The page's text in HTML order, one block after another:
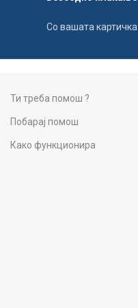
Со вашата картичка
Ти треба помош ?
Побарај помош
Како функционира